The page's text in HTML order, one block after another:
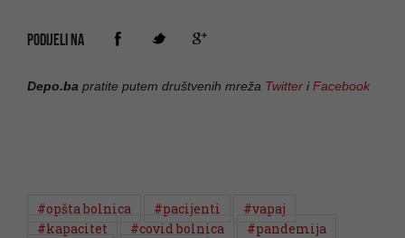
PODIJELI NA
Depo.ba pratite putem društvenih mreža Twitter iFacebook
#opšta bolnica #pacijenti
#vapaj
#kapacitet
#covid bolnica
#pandemija